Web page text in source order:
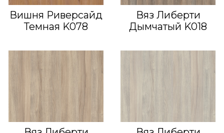
Вишня Риверсайд
Темная K078
Вяз Либерти
Дымчатый K018